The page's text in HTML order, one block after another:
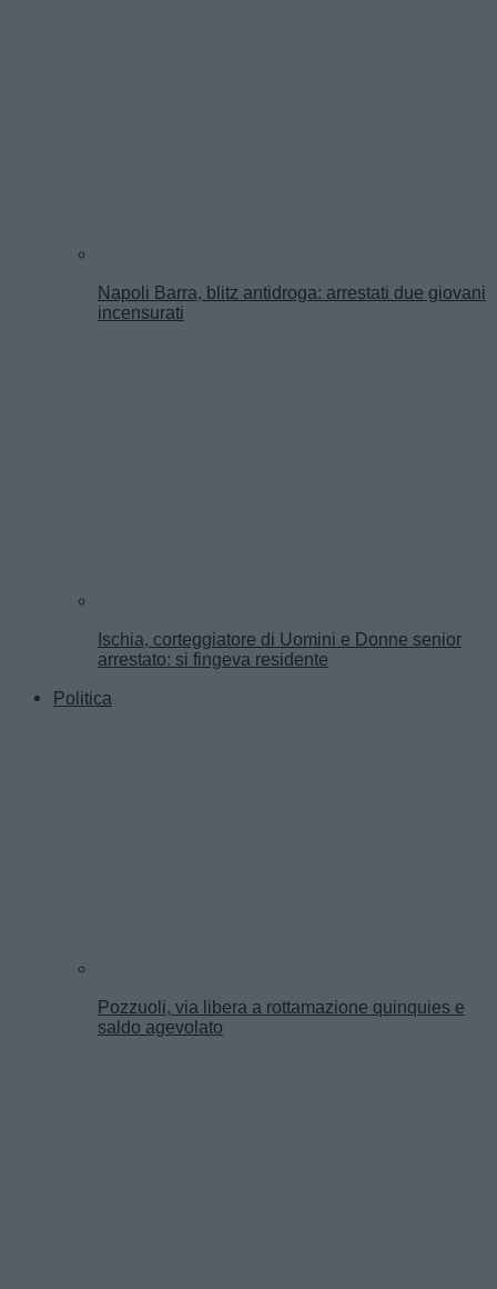
Napoli Barra, blitz antidroga: arrestati due giovani
incensurati
Ischia, corteggiatore di Uomini e Donne senior
arrestato: si fingeva residente
Politica
Pozzuoli, via libera a rottamazione quinquies e
saldo agevolato